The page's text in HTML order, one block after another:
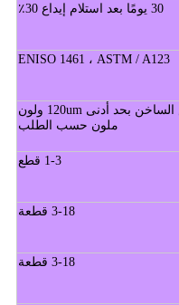
30 يومًا بعد استلام إيداع 30٪
ENISO 1461 ، ASTM / A123
الجلفنة بالغمس الساخن بحد أدنى 120um ولون
ملون حسب الطلب
1-3 قطع
3-18 قطعة
3-18 قطعة